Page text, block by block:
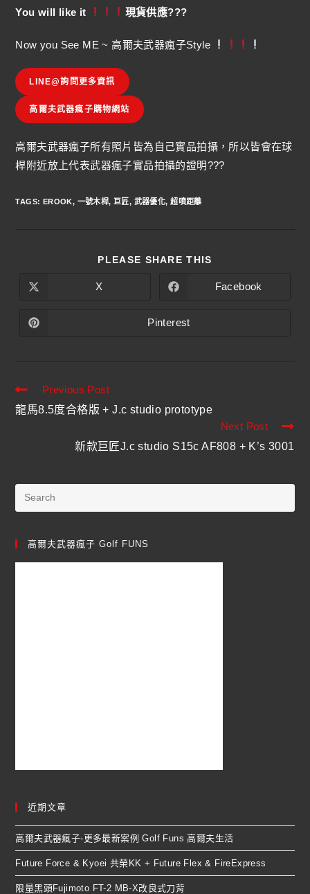
You will like it 現貨供應???
Now you See ME ~ 高爾夫武器瘋子Style
LINE@詢問更多資訊
高爾夫武器瘋子購物網站
高爾夫武器瘋子所有照片皆為自己實品拍攝，所以皆會在球
桿附近放上代表武器瘋子實品拍攝的證明???
TAGS: EROOK, 一號木桿, 巨匠, 武器優化, 超噴距離
PLEASE SHARE THIS
X Facebook
Pinterest
Previous Post
龍馬8.5度合格版 + J.c studio prototype
Next Post
新款巨匠J.c studio S15c AF808 + K’s 3001
高爾夫武器瘋子 Golf FUNS
近期文章
高爾夫武器瘋子-更多最新案例 Golf Funs 高爾夫生活
Future Force & Kyoei 共榮KK + Future Flex & FireExpress
限量黑頭Fujimoto FT-2 MB-X改良式刀背